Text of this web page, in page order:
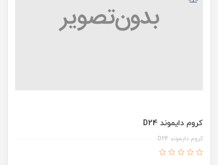
کروم دايموند D24
کروم دايموند D24